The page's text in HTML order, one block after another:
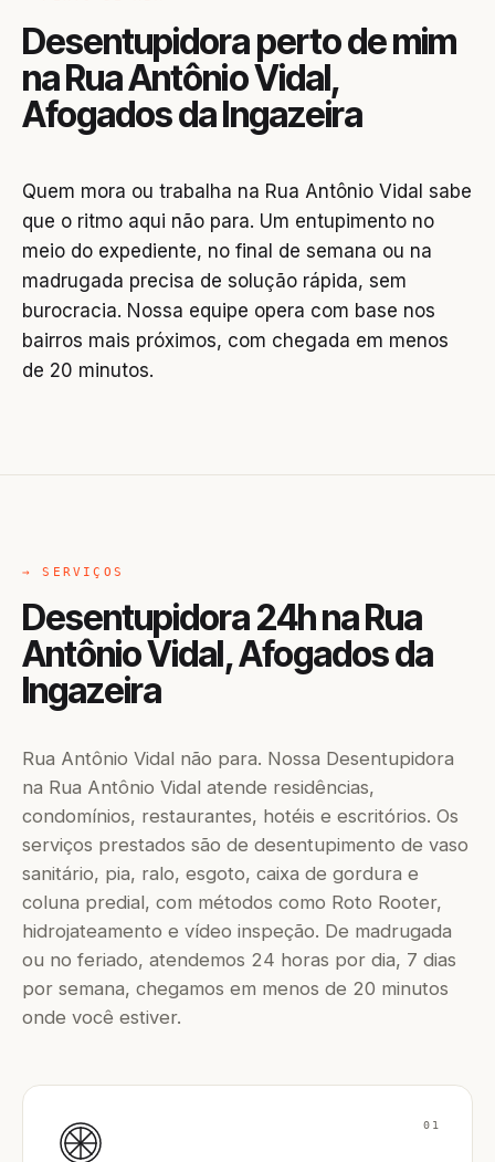
Desentupidora perto de mim
na Rua Antônio Vidal,
Afogados da Ingazeira
Quem mora ou trabalha na Rua Antônio Vidal sabe
que o ritmo aqui não para. Um entupimento no
meio do expediente, no final de semana ou na
madrugada precisa de solução rápida, sem
burocracia. Nossa equipe opera com base nos
bairros mais próximos, com chegada em menos
de 20 minutos.
→ SERVIÇOS
Desentupidora 24h na Rua
Antônio Vidal, Afogados da
Ingazeira
Rua Antônio Vidal não para. Nossa Desentupidora
na Rua Antônio Vidal atende residências,
condomínios, restaurantes, hotéis e escritórios. Os
serviços prestados são de desentupimento de vaso
sanitário, pia, ralo, esgoto, caixa de gordura e
coluna predial, com métodos como Roto Rooter,
hidrojateamento e vídeo inspeção. De madrugada
ou no feriado, atendemos 24 horas por dia, 7 dias
por semana, chegamos em menos de 20 minutos
onde você estiver.
01